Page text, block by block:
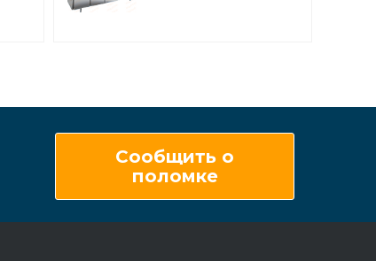
Сообщить о
поломке